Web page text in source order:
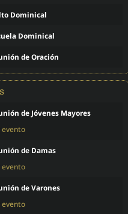
Dominical
Dominical
de Oración
de Jóvenes Mayores
evento
de Damas
evento
de Varones
evento